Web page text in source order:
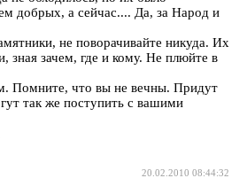
добрых, а сейчас.... Да, за Народ и
не поворачивайте никуда. Их
зная зачем, где и кому. Не плюйте в
Помните, что вы не вечны. Придут
так же поступить с вашими
20.02.2010 08:44:32